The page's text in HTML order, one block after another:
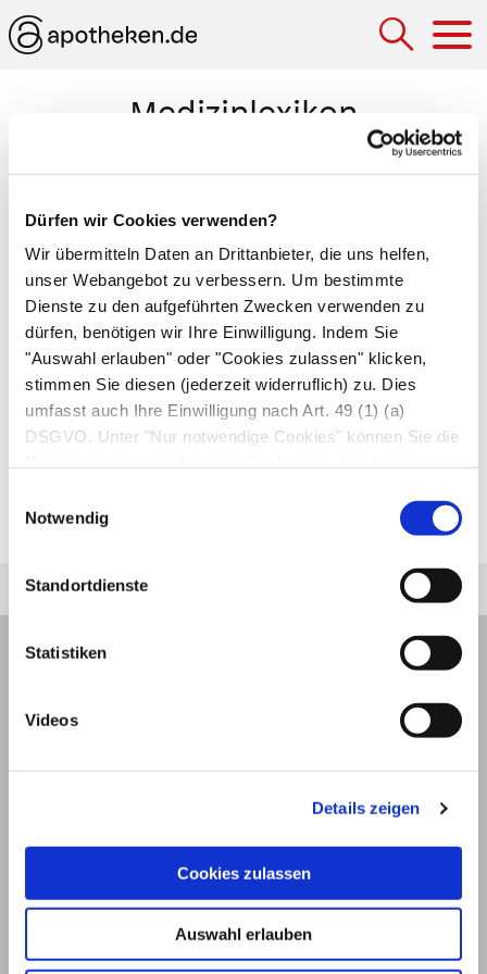
Dürfen wir Cookies verwenden?
Wir übermitteln Daten an Drittanbieter, die uns helfen,
unser Webangebot zu verbessern. Um bestimmte
Dienste zu den aufgeführten Zwecken verwenden zu
dürfen, benötigen wir Ihre Einwilligung. Indem Sie
"Auswahl erlauben" oder "Cookies zulassen" klicken,
stimmen Sie diesen (jederzeit widerruflich) zu. Dies
umfasst auch Ihre Einwilligung nach Art. 49 (1) (a)
DSGVO. Unter "Nur notwendige Cookies" können Sie die
Notwendig
Standortdienste
Statistiken
Videos
Details zeigen
Cookies zulassen
Auswahl erlauben
Medizinlexikon
Überdruckkammer
Luftdichter Raum, in dem der Druck um das Drei-
bis Sechsfache erhöht wird. In diesen Kammern
werden Taucher, die aus großer Tiefe zu rasch
aufgetaucht sind, langsam wieder an die
Druckverhältnisse über dem Meeresspiegel
gewöhnt (Taucherkrankheit). Solche Kammern
eignen sich auch zur Behandlung mit
bestimmten Gasen, z.B. hilft eine
Kohlendioxidvergiftung
Zyanidvergiftung
© 2026